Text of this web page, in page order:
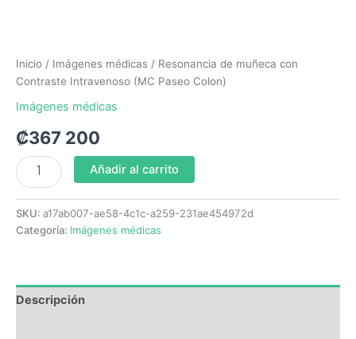
Inicio / Imágenes médicas / Resonancia de muñeca con
Contraste Intravenoso (MC Paseo Colon)
Imágenes médicas
₡367 200
Añadir al carrito
SKU: a17ab007-ae58-4c1c-a259-231ae454972d
Categoría: Imágenes médicas
Descripción